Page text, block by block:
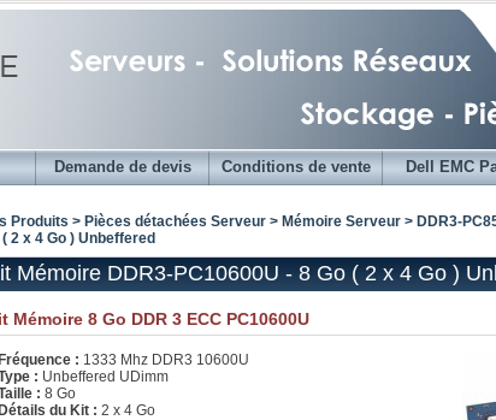
Demande de devis Conditions de vente Dell EMC
Produits > Pièces détachées Serveur > Mémoire Serveur > DDR3-
( 2 x 4 Go ) Unbeffered
Mémoire DDR3-PC10600U - 8 Go ( 2 x 4 Go )
Mémoire 8 Go DDR 3 ECC PC10600U
Fréquence : 1333 Mhz DDR3 10600U
: Unbeffered UDimm
: 8 Go
Détails du Kit : 2 x 4 Go